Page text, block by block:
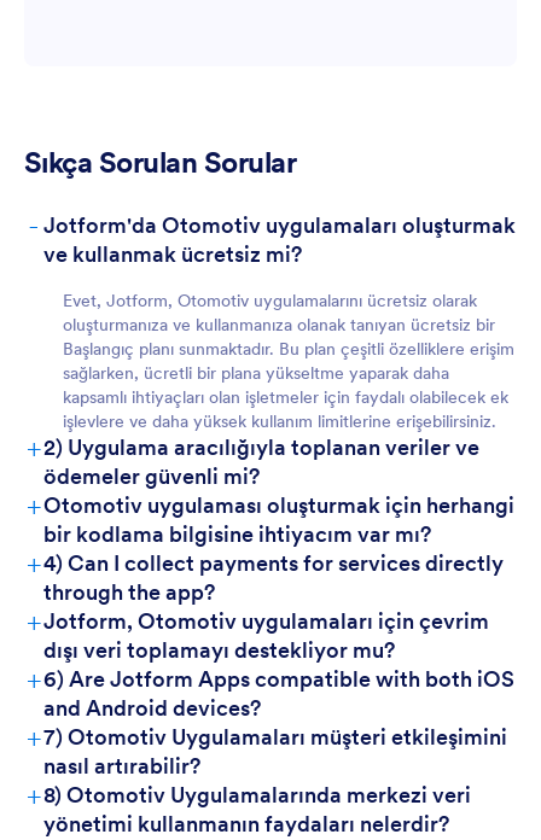
Dosya Yükleme ve
Belge
Geliştirilmiş Müşteri Etkileşimi:
Verimsiz İletişim:
Kodlama Gerektirmeyen
Uygulama Oluşturucu ile Özelleştirin:
Ekipler İçin
Müşteriler İçin
Sıkça Sorulan Sorular
- Jotform'da Otomotiv uygulamaları oluşturmak
ve kullanmak ücretsiz mi?
Evet, Jotform, Otomotiv uygulamalarını ücretsiz olarak
oluşturmanıza ve kullanmanıza olanak tanıyan ücretsiz bir
Başlangıç planı sunmaktadır. Bu plan çeşitli özelliklere erişim
sağlarken, ücretli bir plana yükseltme yaparak daha
kapsamlı ihtiyaçları olan işletmeler için faydalı olabilecek ek
işlevlere ve daha yüksek kullanım limitlerine erişebilirsiniz.
+2) Uygulama aracılığıyla toplanan veriler ve
ödemeler güvenli mi?
+Otomotiv uygulaması oluşturmak için herhangi
bir kodlama bilgisine ihtiyacım var mı?
+4) Can I collect payments for services directly
through the app?
+Jotform, Otomotiv uygulamaları için çevrim
dışı veri toplamayı destekliyor mu?
+6) Are Jotform Apps compatible with both iOS
and Android devices?
+7) Otomotiv Uygulamaları müşteri etkileşimini
nasıl artırabilir?
+8) Otomotiv Uygulamalarında merkezi veri
yönetimi kullanmanın faydaları nelerdir?